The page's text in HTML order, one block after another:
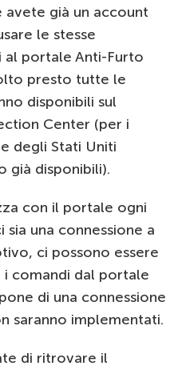
avete già un account
le stesse
portale Anti-Furto
presto tutte le
disponibili sul
Center (per i
degli Stati Uniti
già disponibili).
con il portale ogni
una connessione a
ci possono essere
i comandi dal portale
di una connessione
saranno implementati.
di ritrovare il